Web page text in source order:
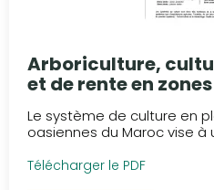
Arboriculture,
et de rente en
Le système de culture en
oasiennes du Maroc vise à
Télécharger le PDF